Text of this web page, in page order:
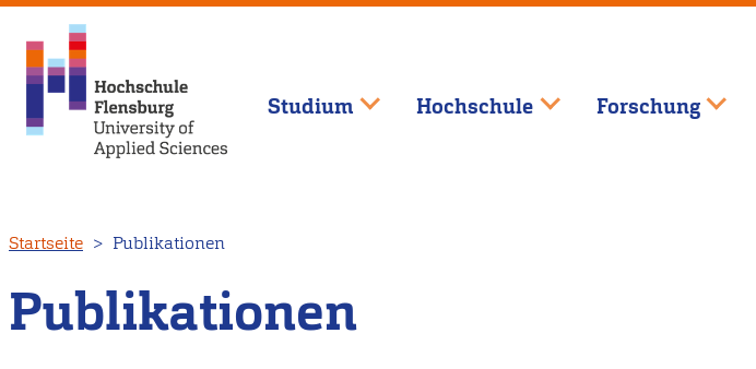
zum
Inhalt
Studium Hochschule Forschung
Startseite Publikationen
Publikationen